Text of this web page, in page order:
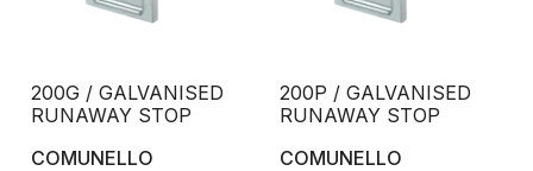
200G / GALVANISED
RUNAWAY STOP
COMUNELLO
200P / GALVANISED
RUNAWAY STOP
COMUNELLO